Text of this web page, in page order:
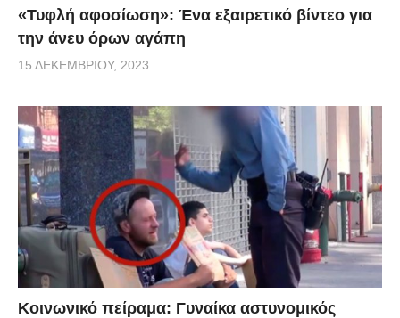
«Τυφλή αφοσίωση»: Ένα εξαιρετικό βίντεο για
την άνευ όρων αγάπη
15 ΔΕΚΕΜΒΡΊΟΥ, 2023
Κοινωνικό πείραμα: Γυναίκα αστυνομικός